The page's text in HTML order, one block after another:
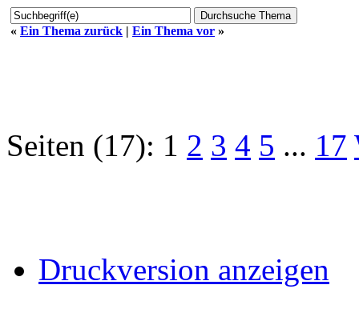
« Ein Thema zurück | Ein Thema vor »
Seiten (17): 1 2 3 4 5 ... 17
Druckversion anzeigen